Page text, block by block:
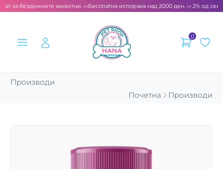
за бездомните животни. ‹‹‹ Бесплатна испорака над 2000 ден. ››› 2% од
0
Производи
Почетна
Производи